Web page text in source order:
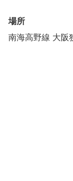
場所
南海高野線 大阪